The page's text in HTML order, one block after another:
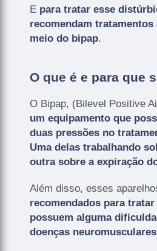
E para tratar esse
recomendam
meio do bipap.
O que é e para que
O Bipap, (Bilevel Positive
um equipamento que
duas pressões no
Uma delas trabalhando
outra sobre a expiração
Além disso, esses
recomendados para
possuem alguma
doenças